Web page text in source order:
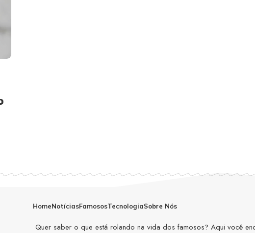
HomeNotíciasFamososTecnologiaSobre Nós
Quer saber o que está rolando na vida dos famosos? Aqui você